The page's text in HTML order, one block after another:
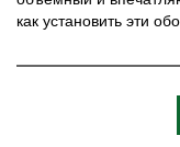
как установить эти